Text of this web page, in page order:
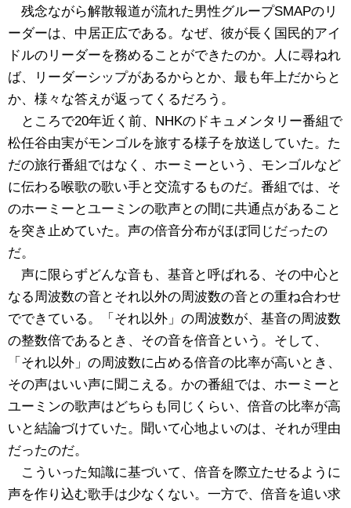
残念ながら解散報道が流れた男性グループSMAPのリ
ーダーは、中居正広である。なぜ、彼が長く国民的アイ
ドルのリーダーを務めることができたのか。人に尋ねれ
ば、リーダーシップがあるからとか、最も年上だからと
か、様々な答えが返ってくるだろう。
ところで20年近く前、NHKのドキュメンタリー番組で
松任谷由実がモンゴルを旅する様子を放送していた。た
だの旅行番組ではなく、ホーミーという、モンゴルなど
に伝わる喉歌の歌い手と交流するものだ。番組では、そ
のホーミーとユーミンの歌声との間に共通点があること
を突き止めていた。声の倍音分布がほぼ同じだったの
だ。
声に限らずどんな音も、基音と呼ばれる、その中心と
なる周波数の音とそれ以外の周波数の音との重ね合わせ
でできている。「それ以外」の周波数が、基音の周波数
の整数倍であるとき、その音を倍音という。そして、
「それ以外」の周波数に占める倍音の比率が高いとき、
その声はいい声に聞こえる。かの番組では、ホーミーと
ユーミンの歌声はどちらも同じくらい、倍音の比率が高
いと結論づけていた。聞いて心地よいのは、それが理由
だったのだ。
こういった知識に基づいて、倍音を際立たせるように
声を作り込む歌手は少なくない。一方で、倍音を追い求